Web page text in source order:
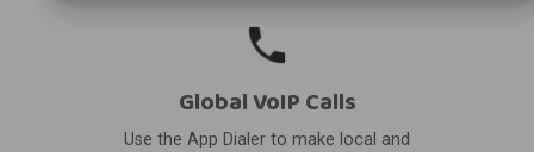
Global VoIP Calls
Use the App Dialer to make local and